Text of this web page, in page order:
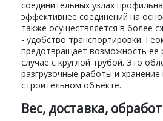
соединительных узлах
эффективнее соединений на
также осуществляется в более
- удобство транспортировки.
предотвращает возможность ее
случае с круглой трубой. Это
разгрузочные работы и
строительном объекте.
Вес, доставка,